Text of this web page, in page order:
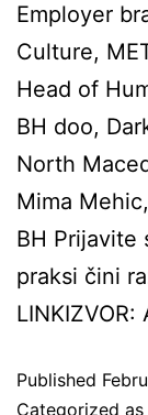
Employer
Culture,
Head of
BH doo,
North
Mima
BH Prijavite
praksi čini
Published
Categorized as